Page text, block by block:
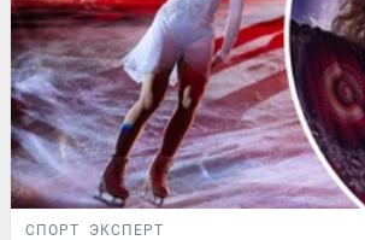
СПОРТ ЭКСПЕРТ